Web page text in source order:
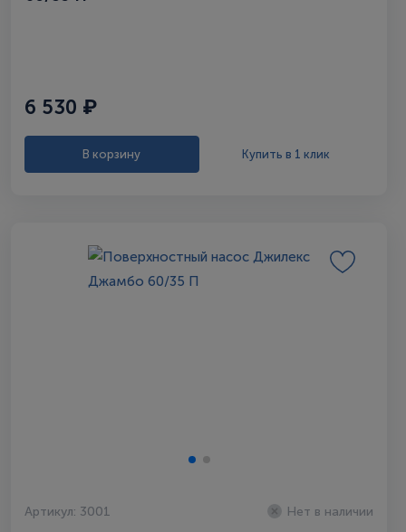
6 530 ₽
В корзину Купить в 1 клик
Артикул: 3001 Нет в наличии